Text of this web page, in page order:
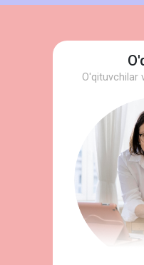
O'qituvchilar